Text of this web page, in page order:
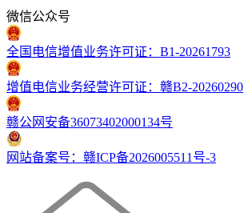
微信公众号
全国电信增值业务许可证：B1-20261793
增值电信业务经营许可证：赣B2-20260290
赣公网安备36073402000134号
网站备案号：赣ICP备2026005511号-3